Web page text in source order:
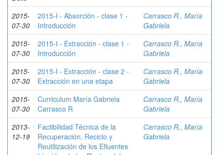
2015-
07-30
2015-I - Absorción - clase 1 -
Introducción
Carrasco R., María
Gabriela
2015-
07-30
2015-I - Extracción - clase 1 -
Introducción
Carrasco R., María
Gabriela
2015-
07-30
2015-I - Extracción - clase 2 -
Extracción en una etapa
Carrasco R., María
Gabriela
2015-
07-30
Curriculum María Gabriela
Carrasco R
Carrasco R., María
Gabriela
2013-
12-19
Factibilidad Técnica de la
Recuperación, Reciclo y
Reutilización de los Efluentes
Carrasco R., María
Gabriela